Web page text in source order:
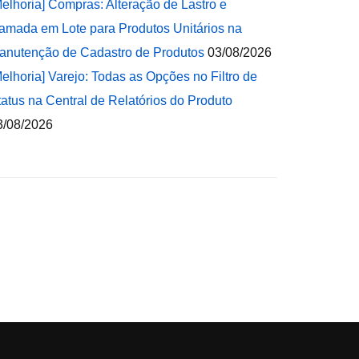
Compras: Alteração de Lastro e
em Lote para Produtos Unitários na
de Cadastro de Produtos 03/08/2026
Varejo: Todas as Opções no Filtro de
na Central de Relatórios do Produto
08/2026